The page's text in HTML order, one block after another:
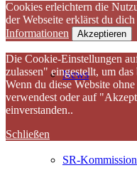
News
SR-Kommission
Cookies erleichtern die
der Webseite erklärst du
Informationen
Akzeptieren
Die Cookie-Einstellungen
zulassen" eingestellt, um
Wenn du diese Website
verwendest oder auf
einverstanden..
Schließen